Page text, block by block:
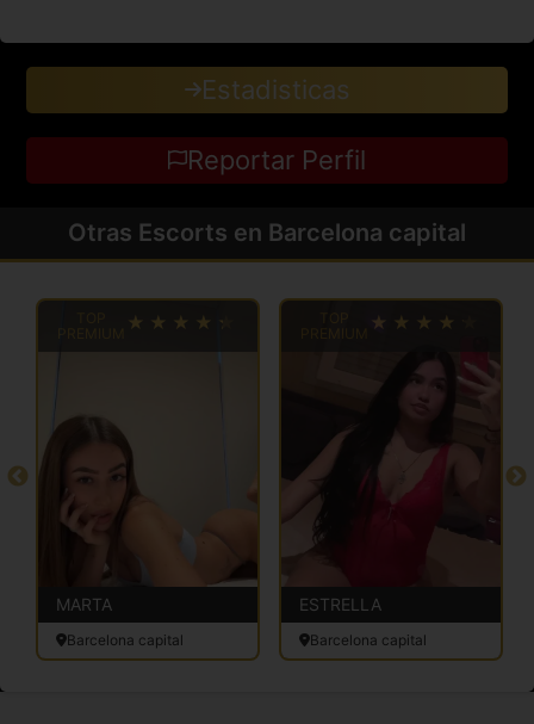
Estadisticas
Reportar Perfil
Otras Escorts en Barcelona capital
MARTA
Barcelona capital
ESTRELLA
Barcelona capital